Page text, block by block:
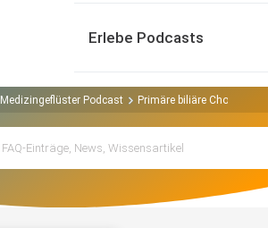
Erlebe Podcasts
Medizingeflüster Podcast Primäre biliäre